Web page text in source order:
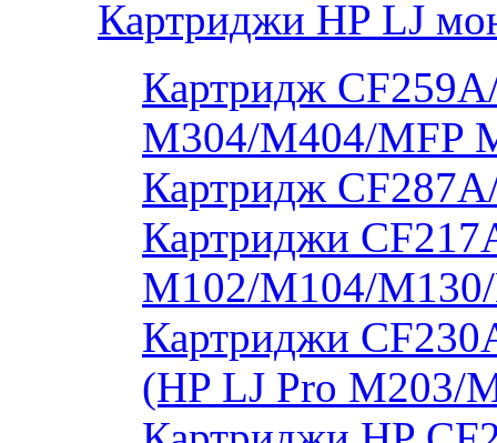
Картриджи HP LJ
Картридж
M304/M404/MFP
Картридж
Картриджи
M102/M104/
Картриджи
(HP LJ Pro M203/